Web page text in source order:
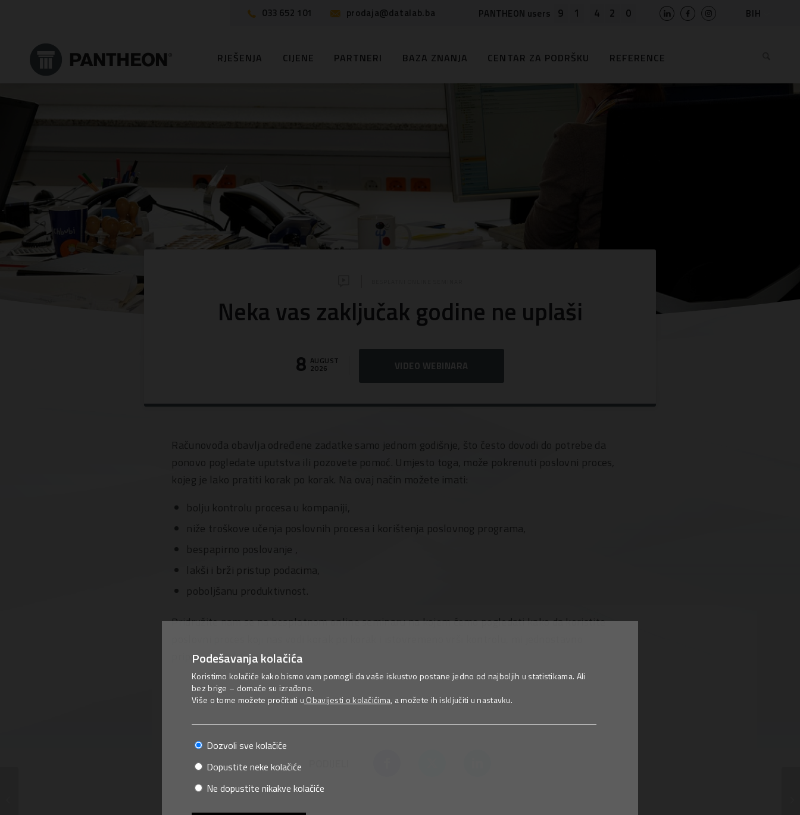
033 652 101 prodaja@datalab.ba PANTHEON users 9 1 4 2 0
BIH
MK
RJEŠENJA CIJENE PARTNERI BAZA ZNANJA CENTAR ZA PODRŠKU REFERENCE
Neka vas zaključak godine ne uplaši
8 AUGUST
2026 VIDEO WEBINARA
Računovođa obavlja određene zadatke samo jednom godišnje, što često dovodi do potrebe da
ponovo pogledate uputstva ili pozovete pomoć. Umjesto toga, može pokrenuti poslovni proces,
kojeg je lako pratiti korak po korak. Na ovaj način možete imati:
bolju kontrolu procesa u kompaniji,
niže troškove učenja poslovnih procesa i korištenja poslovnog programa,
bespapirno poslovanje ,
lakši i brži pristup podacima,
poboljšanu produktivnost.
Pridružite nam se na besplatnom online seminaru na kojem ćemo pogledati kako da koristite
pripremamo kraj godine.
Podešavanja kolačića
Koristimo kolačiće kako bismo vam pomogli da vaše iskustvo postane jedno od najboljih u statistikama. Ali
bez brige – domaće su izrađene.
Više o tome možete pročitati u Obavijesti o kolačićima, a možete ih isključiti u nastavku.
Dozvoli sve kolačiće
Dopustite neke kolačiće
Ne dopustite nikakve kolačiće